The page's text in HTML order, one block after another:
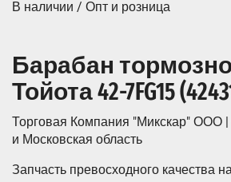
В наличии / Опт и розница
Барабан
Тойота 42-7FG15
Торговая Компания "Микскар" ООО
и Московская область
Запчасть превосходного качества